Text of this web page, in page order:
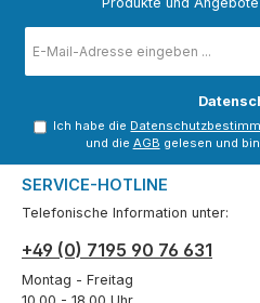
Mail-
Adresse
Ich habe die
und die AGB gelesen und
SERVICE-HOTLINE
Telefonische Information unter:
+49 (0) 7195 90 76 631
Montag - Freitag